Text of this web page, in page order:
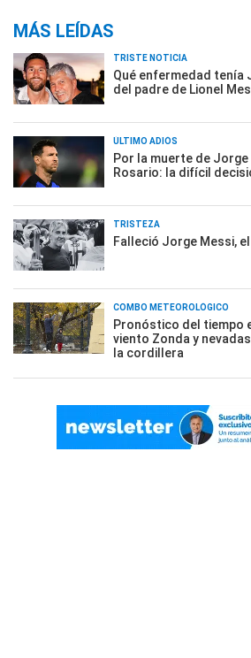
MÁS LEÍDAS
TRISTE NOTICIA
Qué enfermedad tenía
del padre de Lionel
ÚLTIMO ADIÓS
Por la muerte de Jorge
Rosario: la difícil
TRISTEZA
Falleció Jorge Messi,
COMBO METEOROLÓGICO
Pronóstico del tiempo
viento Zonda y
la cordillera